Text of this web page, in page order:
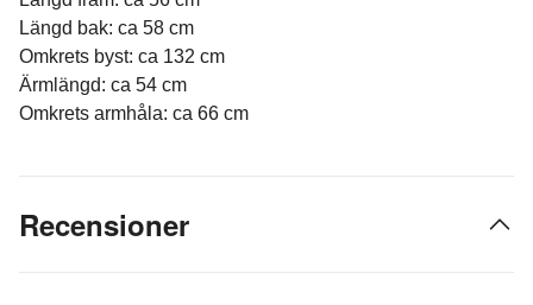
Längd bak: ca 58 cm
Omkrets byst: ca 132 cm
Ärmlängd: ca 54 cm
Omkrets armhåla: ca 66 cm
Recensioner